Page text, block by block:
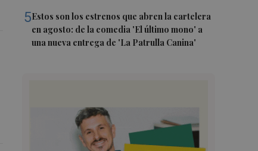
5Estos son los estrenos que abren la cartelera
en agosto: de la comedia 'El último mono' a
una nueva entrega de 'La Patrulla Canina'